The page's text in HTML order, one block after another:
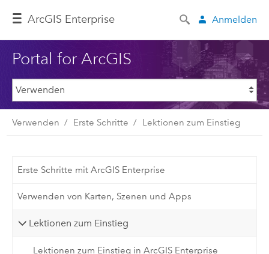
ArcGIS Enterprise Anmelden
Portal for ArcGIS
Verwenden Erste Schritte Lektionen zum Einstieg
Erste Schritte mit ArcGIS Enterprise
Verwenden von Karten, Szenen und Apps
Lektionen zum Einstieg
Lektionen zum Einstieg in ArcGIS Enterprise